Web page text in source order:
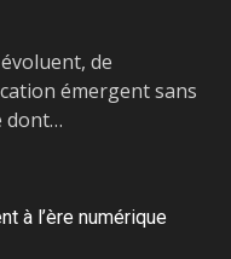
de
émergent sans
dont…
à l’ère numérique